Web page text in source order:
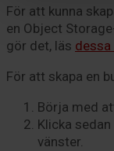
För att kunna
en Object
gör det, läs
För att skapa en
Börja med
Klicka sedan
vänster.